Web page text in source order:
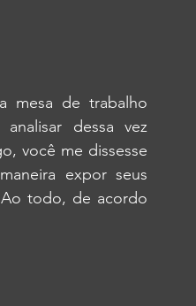
mesa de trabalho
dessa vez
você me dissesse
expor seus
Ao todo, de acordo